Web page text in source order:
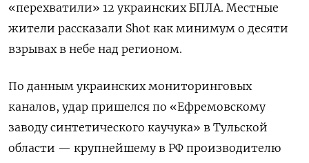
«перехватили» 12 украинских БПЛА. Местные
жители рассказали Shot как минимум о десяти
взрывах в небе над регионом.
По данным украинских мониторинговых
каналов, удар пришелся по «Ефремовскому
заводу синтетического каучука» в Тульской
области — крупнейшему в РФ производителю